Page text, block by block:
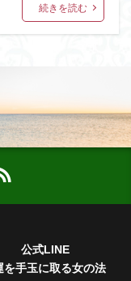
続きを読む
公式LINE
手玉に取る女の法